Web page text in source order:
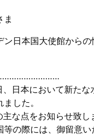
ま
ン日本国大使館からの
日本において新たな
した。
な点をお知らせ致し
等の際には、御留意い